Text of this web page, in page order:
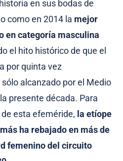
en sus bodas de
como en 2014 la mejor
en categoría masculina
el hito histórico de que el
por quinta vez
alcanzado por el Medio
presente década. Para
esta efeméride, la etíope
ha rebajado en más de
femenino del circuito